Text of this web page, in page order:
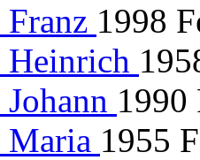
1998
Heinrich
1990
Maria 1955